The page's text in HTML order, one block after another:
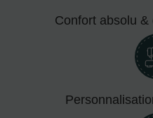
Confort absolu